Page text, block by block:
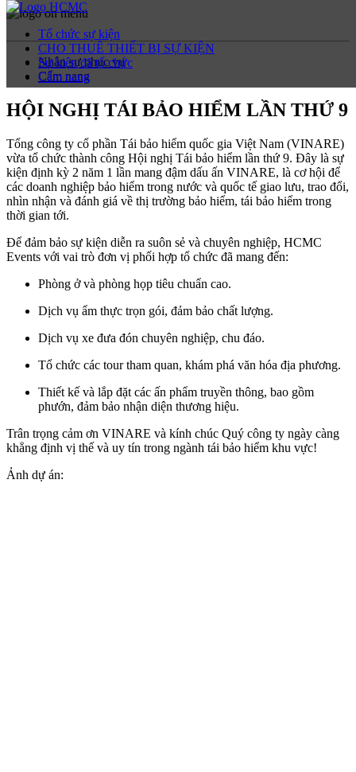
Nhân sự phục vụ
Cẩm nang
Tổ chức sự kiện
CHO THUÊ THIẾT BỊ SỰ KIỆN
Sự kiện đã tổ chức
Cẩm nang
HỘI NGHỊ TÁI BẢO HIỂM LẦN THỨ 9
Tổng công ty cổ phần Tái bảo hiểm quốc gia Việt Nam (VINARE)
vừa tổ chức thành công Hội nghị Tái bảo hiểm lần thứ 9. Đây là sự
kiện định kỳ 2 năm 1 lần mang đậm dấu ấn VINARE, là cơ hội để
các doanh nghiệp bảo hiểm trong nước và quốc tế giao lưu, trao đổi,
nhìn nhận và đánh giá về thị trường bảo hiểm, tái bảo hiểm trong
thời gian tới.
Để đảm bảo sự kiện diễn ra suôn sẻ và chuyên nghiệp, HCMC
Events với vai trò đơn vị phối hợp tổ chức đã mang đến:
Phòng ở và phòng họp tiêu chuẩn cao.
Dịch vụ ẩm thực trọn gói, đảm bảo chất lượng.
Dịch vụ xe đưa đón chuyên nghiệp, chu đáo.
Tổ chức các tour tham quan, khám phá văn hóa địa phương.
Thiết kế và lắp đặt các ấn phẩm truyền thông, bao gồm
phướn, đảm bảo nhận diện thương hiệu.
Trân trọng cảm ơn VINARE và kính chúc Quý công ty ngày càng
khẳng định vị thế và uy tín trong ngành tái bảo hiểm khu vực!
Ảnh dự án: